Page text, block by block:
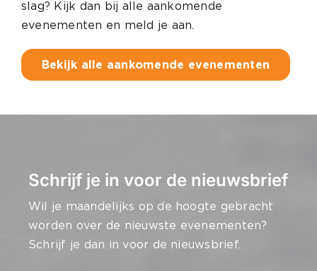
slag? Kijk dan bij alle aankomende
evenementen en meld je aan.
Bekijk alle aankomende evenementen
Schrijf je in voor de nieuwsbrief
Wil je maandelijks op de hoogte gebracht
worden over de nieuwste evenementen?
Schrijf je dan in voor de nieuwsbrief.